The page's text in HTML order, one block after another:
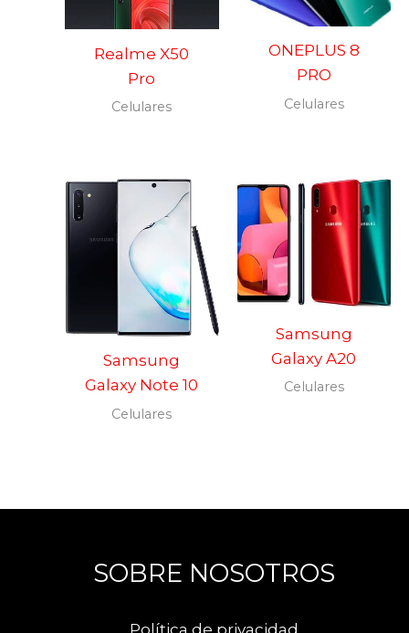
Realme X50
Pro
Celulares
ONEPLUS 8
PRO
Celulares
Samsung
Galaxy Note 10
Celulares
Samsung
Galaxy A20
Celulares
SOBRE NOSOTROS
Política de privacidad